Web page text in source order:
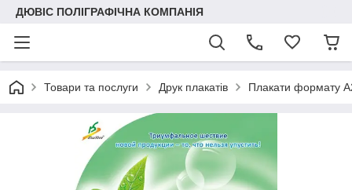
ДЮВІС ПОЛІГРАФІЧНА КОМПАНІЯ
Товари та послуги Друк плакатів Плакати формату